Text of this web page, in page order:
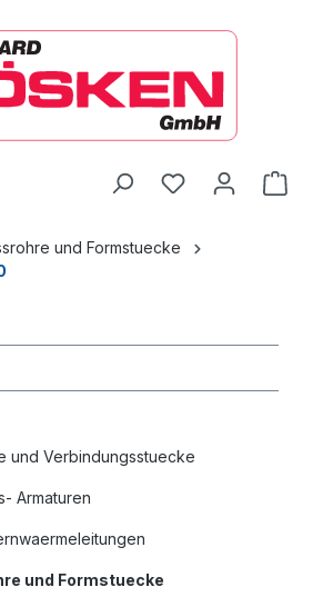
und Formstuecke
und Verbindungsstuecke
Armaturen
und Formstuecke